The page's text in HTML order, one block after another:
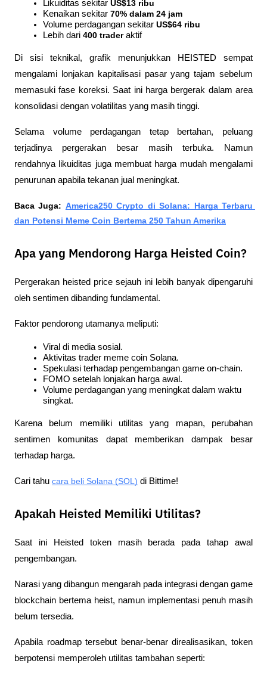
Likuiditas sekitar US$13 ribu
Kenaikan sekitar 70% dalam 24 jam
Volume perdagangan sekitar US$64 ribu
Lebih dari 400 trader aktif
Di sisi teknikal, grafik menunjukkan HEISTED sempat
mengalami lonjakan kapitalisasi pasar yang tajam sebelum
memasuki fase koreksi. Saat ini harga bergerak dalam area
konsolidasi dengan volatilitas yang masih tinggi.
Selama volume perdagangan tetap bertahan, peluang
terjadinya pergerakan besar masih terbuka. Namun
rendahnya likuiditas juga membuat harga mudah mengalami
penurunan apabila tekanan jual meningkat.
Baca Juga: America250 Crypto di Solana: Harga Terbaru
dan Potensi Meme Coin Bertema 250 Tahun Amerika
Apa yang Mendorong Harga Heisted Coin?
Pergerakan heisted price sejauh ini lebih banyak dipengaruhi
oleh sentimen dibanding fundamental.
Faktor pendorong utamanya meliputi:
Viral di media sosial.
Aktivitas trader meme coin Solana.
Spekulasi terhadap pengembangan game on-chain.
FOMO setelah lonjakan harga awal.
Volume perdagangan yang meningkat dalam waktu
singkat.
Karena belum memiliki utilitas yang mapan, perubahan
sentimen komunitas dapat memberikan dampak besar
terhadap harga.
Cari tahu cara beli Solana (SOL) di Bittime!
Apakah Heisted Memiliki Utilitas?
Saat ini Heisted token masih berada pada tahap awal
pengembangan.
Narasi yang dibangun mengarah pada integrasi dengan game
blockchain bertema heist, namun implementasi penuh masih
belum tersedia.
Apabila roadmap tersebut benar-benar direalisasikan, token
berpotensi memperoleh utilitas tambahan seperti: